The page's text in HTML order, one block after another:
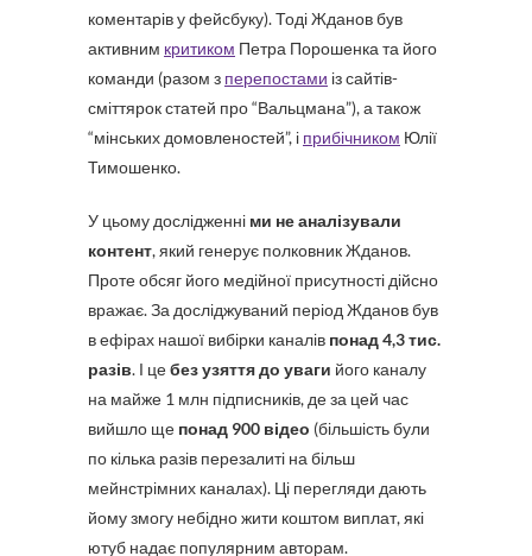
коментарів у фейсбуку). Тоді Жданов був
активним критиком Петра Порошенка та його
команди (разом з перепостами із сайтів-
сміттярок статей про “Вальцмана”), а також
“мінських домовленостей”, і прибічником Юлії
Тимошенко.
У цьому дослідженні ми не аналізували
контент, який генерує полковник Жданов.
Проте обсяг його медійної присутності дійсно
вражає. За досліджуваний період Жданов був
в ефірах нашої вибірки каналів понад 4,3 тис.
разів. І цебез узяття до уваги його каналу
на майже 1 млн підписників, де за цей час
вийшло ще понад 900 відео (більшість були
по кілька разів перезалиті на більш
мейнстрімних каналах). Ці перегляди дають
йому змогу небідно жити коштом виплат, які
ютуб надає популярним авторам.